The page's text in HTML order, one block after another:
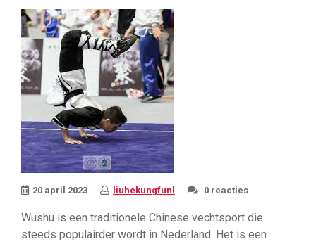
20 april 2023 liuhekungfunl 0 reacties
Wushu is een traditionele Chinese vechtsport die
steeds populairder wordt in Nederland. Het is een